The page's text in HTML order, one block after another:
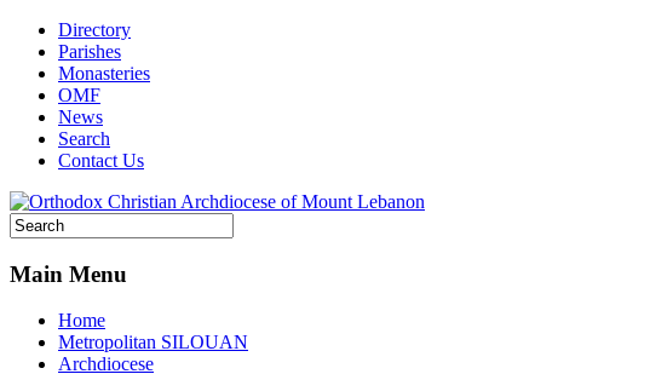
Directory
Parishes
Monasteries
OMF
News
Search
Contact Us
Main Menu
Home
Metropolitan SILOUAN
Archdiocese